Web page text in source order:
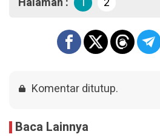
Komentar ditutup.
Baca Lainnya